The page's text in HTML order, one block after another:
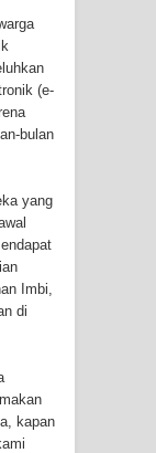
Dunia
Entrop
Papua
(e-
bulan
yang
Imbi,
di
kapan